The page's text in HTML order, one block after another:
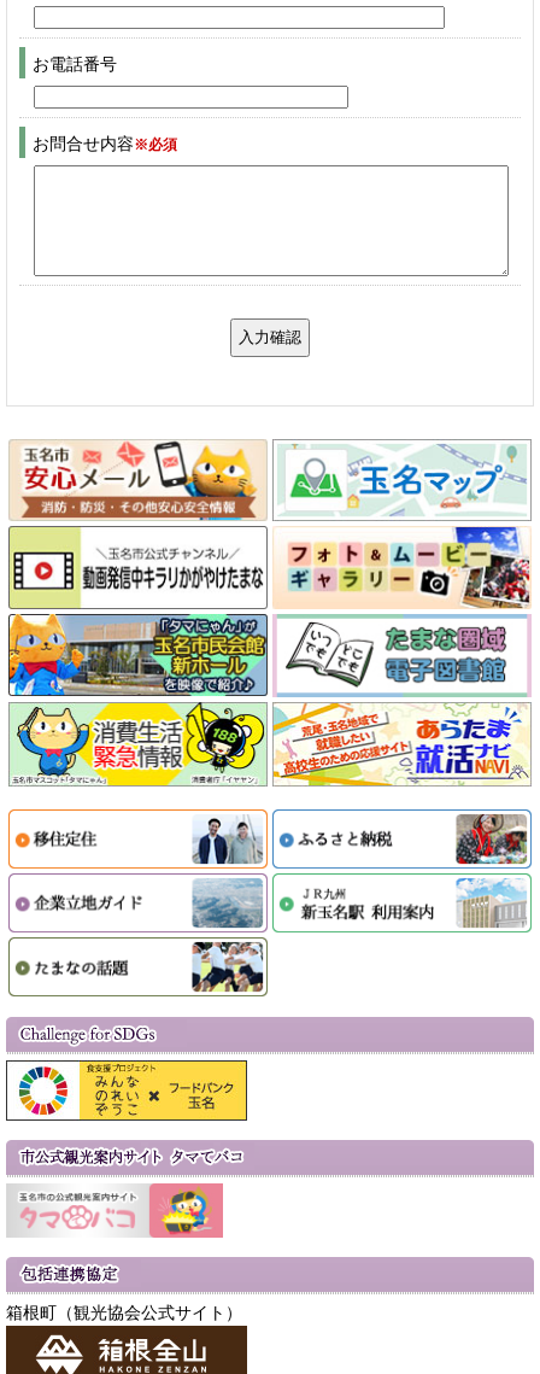
お電話番号
お問合せ内容※必須
箱根町（観光協会公式サイト）